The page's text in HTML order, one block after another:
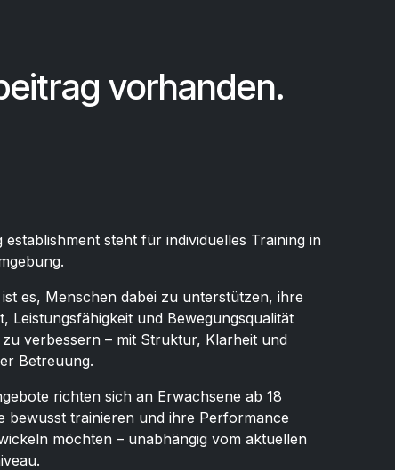
vorhanden.
establishment steht für individuelles Training in
es, Menschen dabei zu unterstützen, ihre
Leistungsfähigkeit und Bewegungsqualität
verbessern – mit Struktur, Klarheit und
Betreuung.
richten sich an Erwachsene ab 18
bewusst trainieren und ihre Performance
möchten – unabhängig vom aktuellen